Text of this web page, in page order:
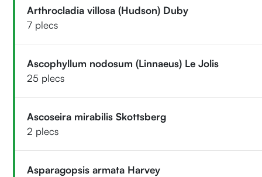
Arthrocladia villosa (Hudson) Duby
7 plecs
Ascophyllum nodosum (Linnaeus) Le Jolis
25 plecs
Ascoseira mirabilis Skottsberg
2 plecs
Asparagopsis armata Harvey